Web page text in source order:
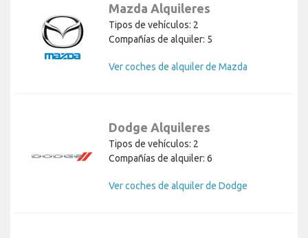
Mazda Alquileres
Tipos de vehículos: 2
Compañías de alquiler: 5
Ver coches de alquiler de Mazda
Dodge Alquileres
Tipos de vehículos: 2
Compañías de alquiler: 6
Ver coches de alquiler de Dodge